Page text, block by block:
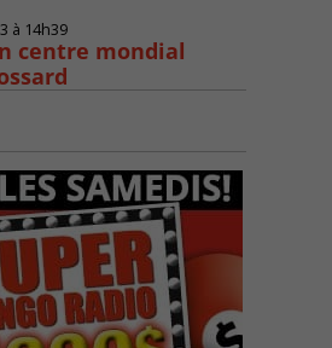
à 14h39
centre mondial